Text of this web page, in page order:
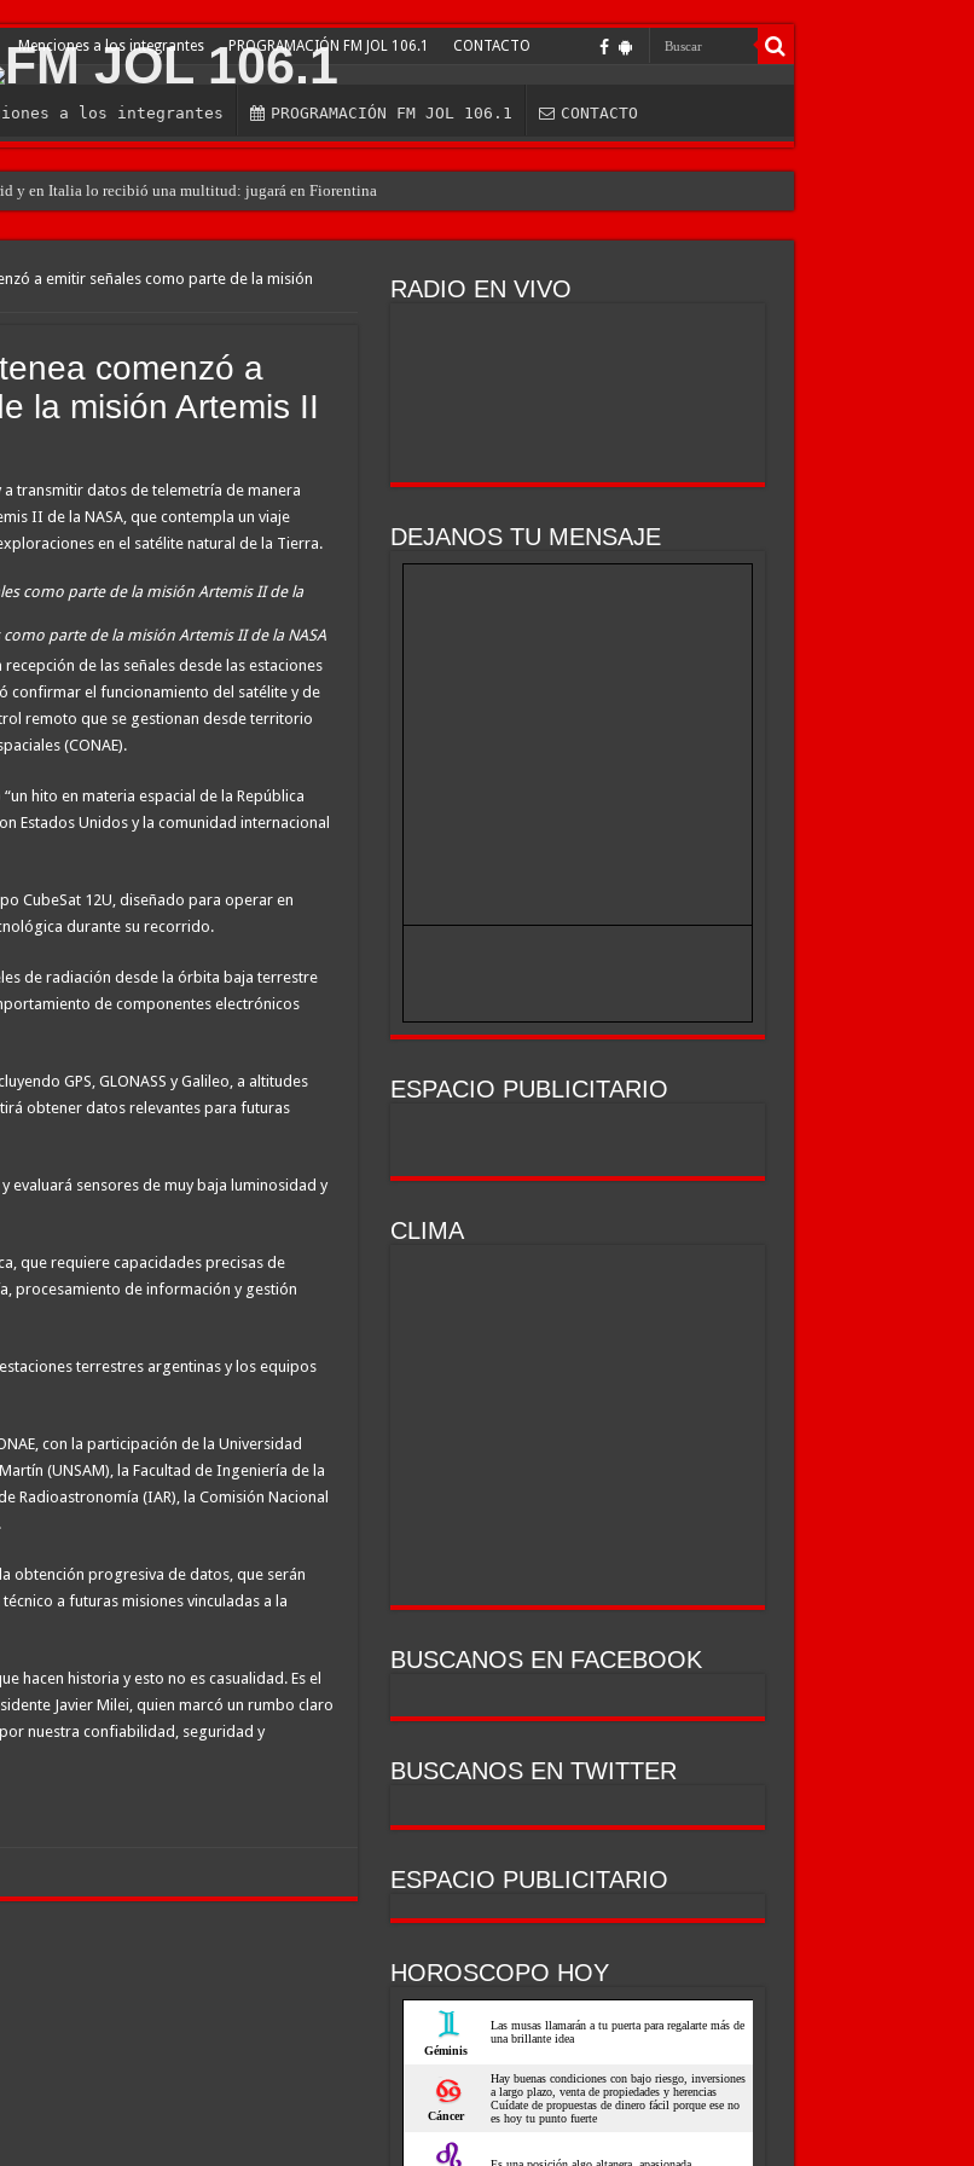
Menciones a los integrantes PROGRAMACIÓN FM JOL 106.1 CONTACTO
a los integrantes PROGRAMACIÓN FM JOL 106.1 CONTACTO
y en Italia lo recibió una multitud: jugará en Fiorentina
a emitir señales como parte de la misión
comenzó a
la misión Artemis II
transmitir datos de telemetría de manera
II de la NASA, que contempla un viaje
en el satélite natural de la Tierra.
parte de la misión Artemis II de la NASA
de las señales desde las estaciones
confirmar el funcionamiento del satélite y de
remoto que se gestionan desde territorio
(CONAE).
hito en materia espacial de la República
Estados Unidos y la comunidad internacional
CubeSat 12U, diseñado para operar en
durante su recorrido.
de radiación desde la órbita baja terrestre
de componentes electrónicos
GPS, GLONASS y Galileo, a altitudes
obtener datos relevantes para futuras
evaluará sensores de muy baja luminosidad y
que requiere capacidades precisas de
procesamiento de información y gestión
terrestres argentinas y los equipos
con la participación de la Universidad
(UNSAM), la Facultad de Ingeniería de la
Radioastronomía (IAR), la Comisión Nacional
obtención progresiva de datos, que serán
a futuras misiones vinculadas a la
hacen historia y esto no es casualidad. Es el
Javier Milei, quien marcó un rumbo claro
nuestra confiabilidad, seguridad y
RADIO EN VIVO
DEJANOS TU MENSAJE
ESPACIO PUBLICITARIO
CLIMA
BUSCANOS EN FACEBOOK
BUSCANOS EN TWITTER
ESPACIO PUBLICITARIO
HOROSCOPO HOY